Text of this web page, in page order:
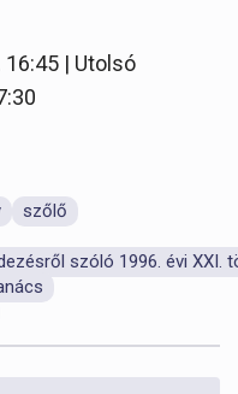
| Utolsó
szőlő
szóló 1996. évi XXI.